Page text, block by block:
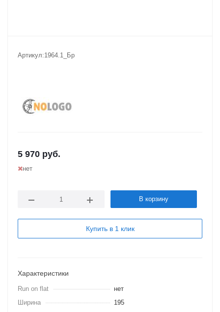
Артикул:1964.1_Бр
5 970 руб.
нет
В корзину
Купить в 1 клик
Характеристики
Run on flat
нет
Ширина
195